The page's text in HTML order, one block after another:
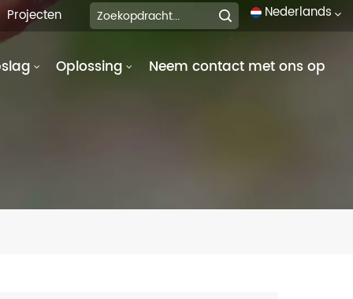
Nederlands
Projecten
Oplossing Neem contact met ons op